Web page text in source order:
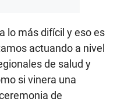
lo más difícil y eso es
actuando a nivel
de salud y
si vinera una
de